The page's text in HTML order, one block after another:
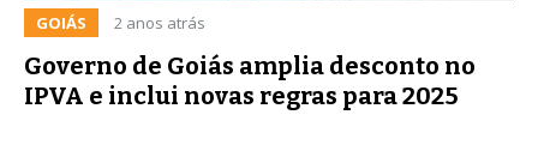
GOIÁS 2 anos atrás
Governo de Goiás amplia desconto no
IPVA e inclui novas regras para 2025